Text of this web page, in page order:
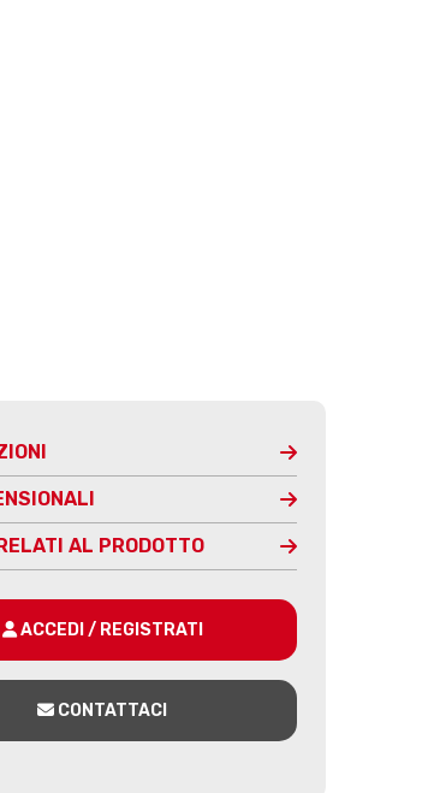
AL PRODOTTO
ACCEDI / REGISTRATI
CONTATTACI